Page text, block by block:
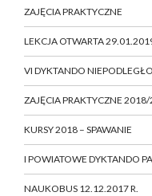
ZAJĘCIA PRAKTYCZNE
LEKCJA OTWARTA
VI DYKTANDO
ZAJĘCIA PRAKTYCZNE
KURSY 2018 – SPAWANIE
I POWIATOWE DYKTANDO
NAUKOBUS 12.12.2017 R.